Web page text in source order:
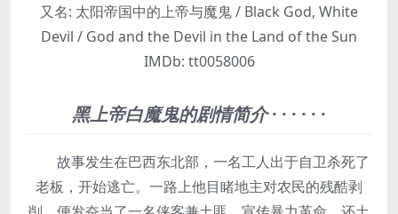
又名: 太阳帝国中的上帝与魔鬼 / Black God, White
Devil / God and the Devil in the Land of the Sun
IMDb: tt0058006
黑上帝白魔鬼的剧情简介· · · · · ·
故事发生在巴西东北部，一名工人出于自卫杀死了
老板，开始逃亡。一路上他目睹地主对农民的残酷剥